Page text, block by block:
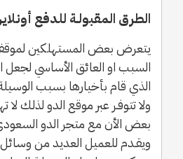
الطرق المقبولـة للدفع
يتعرض بعض المستهلكين
السبب او العائق الأساسي لجعل
الذي قام بأخيارها بسبب
ولا تتوفـر عبر موقع الدو لذلك لا
بعض الأن مع متجر الدو السعودي
ويقـدم للعميل العديد من